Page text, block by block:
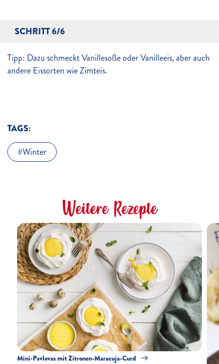
SCHRITT 6/6
Tipp: Dazu schmeckt Vanillesoße oder Vanilleeis, aber auch
andere Eissorten wie Zimteis.
TAGS:
Winter
Weitere Rezepte
Mini-Pavlovas mit Zitronen-Maracuja-Curd